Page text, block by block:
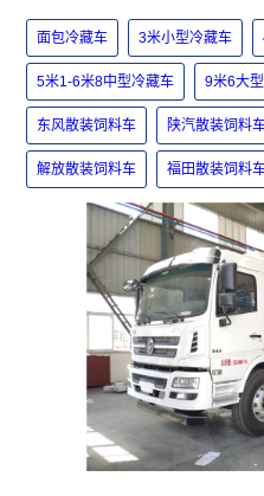
面包冷藏车 3米小型冷藏车
5米1-6米8中型冷藏车 9米6大
东风散装饲料车 陕汽散装饲料
解放散装饲料车 福田散装饲料